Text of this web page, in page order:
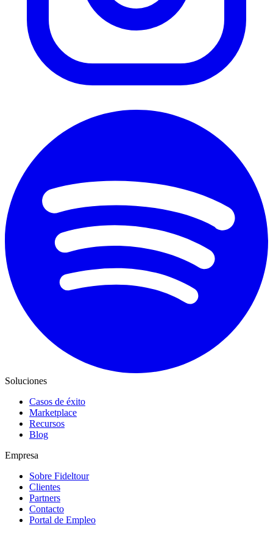
Soluciones
Casos de éxito
Marketplace
Recursos
Blog
Empresa
Sobre Fideltour
Clientes
Partners
Contacto
Portal de Empleo